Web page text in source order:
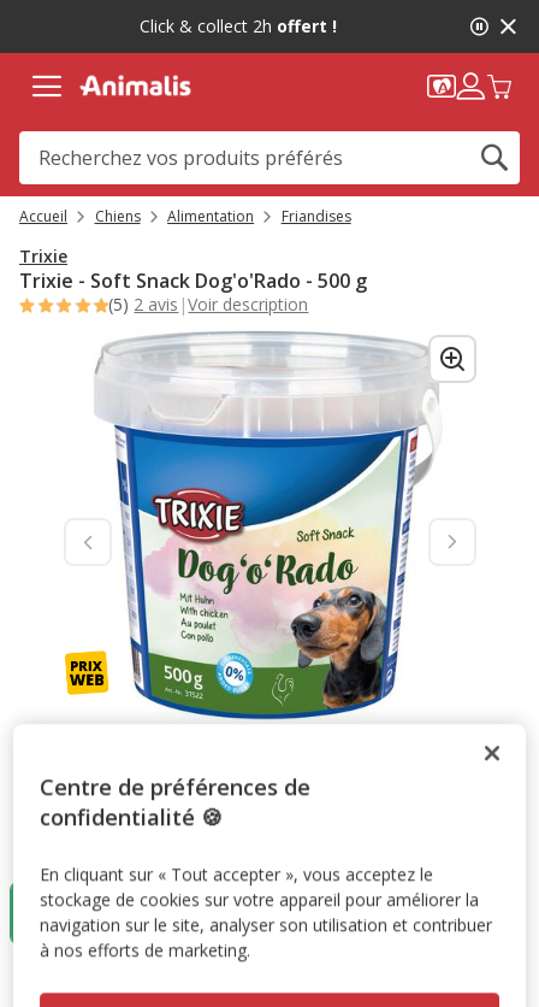
message,
Click & collect 2h offert !
Accueil Chiens Alimentation Friandises
Trixie
Trixie - Soft Snack Dog'o'Rado - 500 g
(5) 2 avis |Voir description
500 g
4.99€
Prix 4.99€
4.99€
Centre de préférences de
confidentialité 🍪
En cliquant sur « Tout accepter », vous acceptez le
stockage de cookies sur votre appareil pour améliorer la
navigation sur le site, analyser son utilisation et contribuer
à nos efforts de marketing.